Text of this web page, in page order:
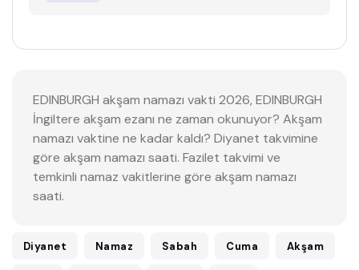
EDINBURGH akşam namazı vakti 2026, EDINBURGH
İngiltere akşam ezanı ne zaman okunuyor? Akşam
namazı vaktine ne kadar kaldı? Diyanet takvimine
göre akşam namazı saati. Fazilet takvimi ve
temkinli namaz vakitlerine göre akşam namazı
saati.
Diyanet Namaz Sabah Cuma Akşam